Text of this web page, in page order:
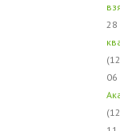
28